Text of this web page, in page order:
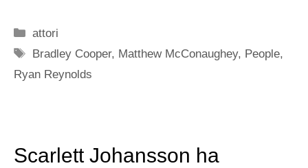
Categorie
attori
Tag
Bradley Cooper, Matthew McConaughey, People,
Ryan Reynolds
Scarlett Johansson ha